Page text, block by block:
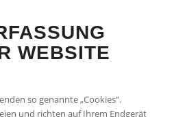
WEBSITE
so genannte „Cookies“.
und richten auf Ihrem Endgerät